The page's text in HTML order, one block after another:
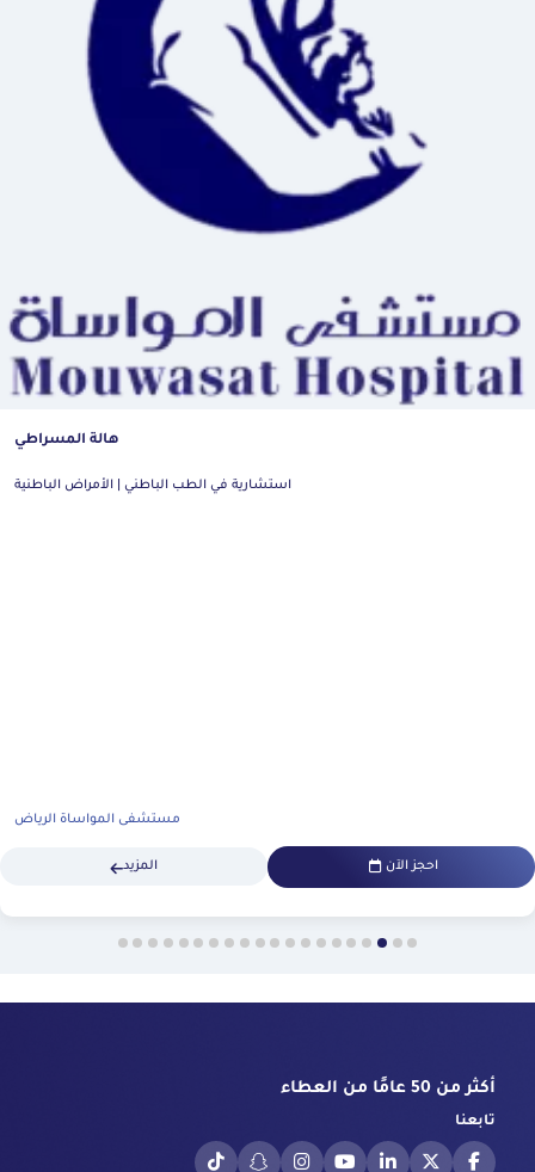
هالة المسراطي
استشارية في الطب الباطني | الأمراض الباطنية
مستشفى المواساة الرياض
احجز الآن المزيد
أكثر من 50 عامًا من العطاء
تابعنا